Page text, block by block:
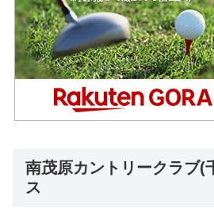
南茂原カントリークラブ(
ス